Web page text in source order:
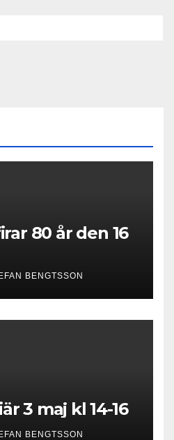
80 år den 16
BENGTSSON
3 maj kl 14-16
BENGTSSON